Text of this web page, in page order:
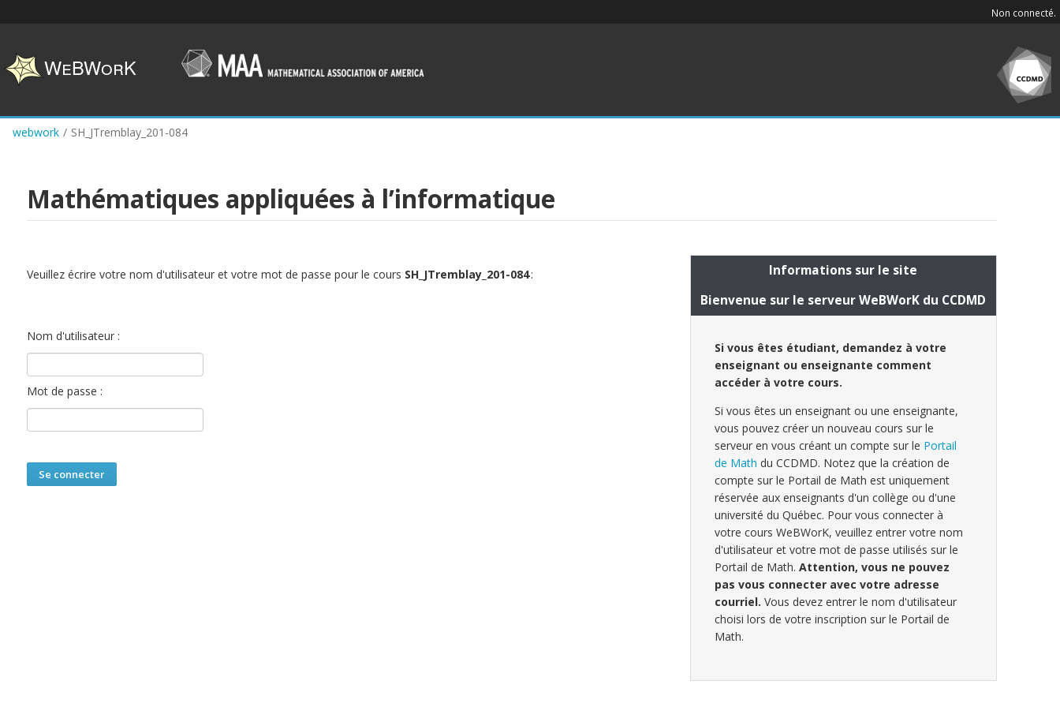
content
Non connecté.
webwork / SH_JTremblay_201-084
Mathématiques appliquées à l’informatique
Veuillez écrire votre nom d'utilisateur et votre mot de passe pour le cours SH_JTremblay_201-084:
Nom d'utilisateur :
Mot de passe :
Informations sur le site
Bienvenue sur le serveur WeBWorK du CCDMD
Si vous êtes étudiant, demandez à votre
enseignant ou enseignante comment
accéder à votre cours.
Si vous êtes un enseignant ou une enseignante,
vous pouvez créer un nouveau cours sur le
serveur en vous créant un compte sur le Portail
de Math du CCDMD. Notez que la création de
compte sur le Portail de Math est uniquement
réservée aux enseignants d'un collège ou d'une
université du Québec. Pour vous connecter à
votre cours WeBWorK, veuillez entrer votre nom
d'utilisateur et votre mot de passe utilisés sur le
Portail de Math. Attention, vous ne pouvez
pas vous connecter avec votre adresse
courriel. Vous devez entrer le nom d'utilisateur
choisi lors de votre inscription sur le Portail de
Math.